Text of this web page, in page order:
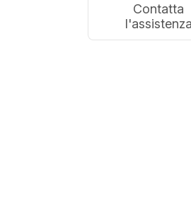
Contatta
l'assistenza